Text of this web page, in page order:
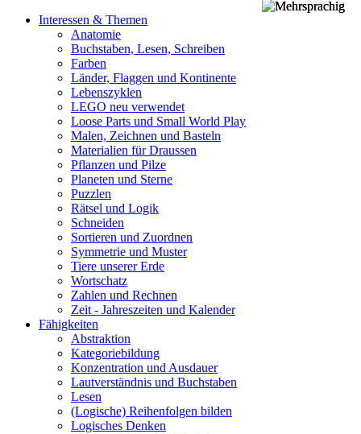
Interessen & Themen
Anatomie
Buchstaben, Lesen, Schreiben
Farben
Länder, Flaggen und Kontinente
Lebenszyklen
LEGO neu verwendet
Loose Parts und Small World Play
Malen, Zeichnen und Basteln
Materialien für Draussen
Pflanzen und Pilze
Planeten und Sterne
Puzzlen
Rätsel und Logik
Schneiden
Sortieren und Zuordnen
Symmetrie und Muster
Tiere unserer Erde
Wortschatz
Zahlen und Rechnen
Zeit - Jahreszeiten und Kalender
Fähigkeiten
Abstraktion
Kategoriebildung
Konzentration und Ausdauer
Lautverständnis und Buchstaben
Lesen
(Logische) Reihenfolgen bilden
Logisches Denken